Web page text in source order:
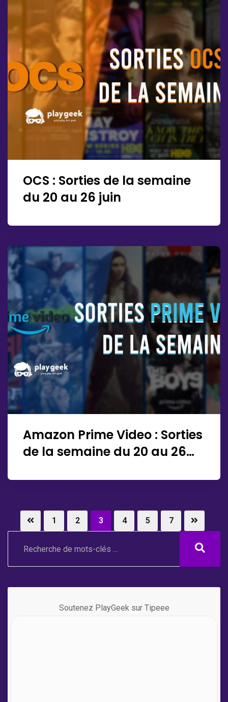
OCS : Sorties de la semaine
du 20 au 26 juin
Amazon Prime Video : Sorties
de la semaine du 20 au 26
1 2 3 4 5 7
Soutenez PlayGeek sur Tipeee